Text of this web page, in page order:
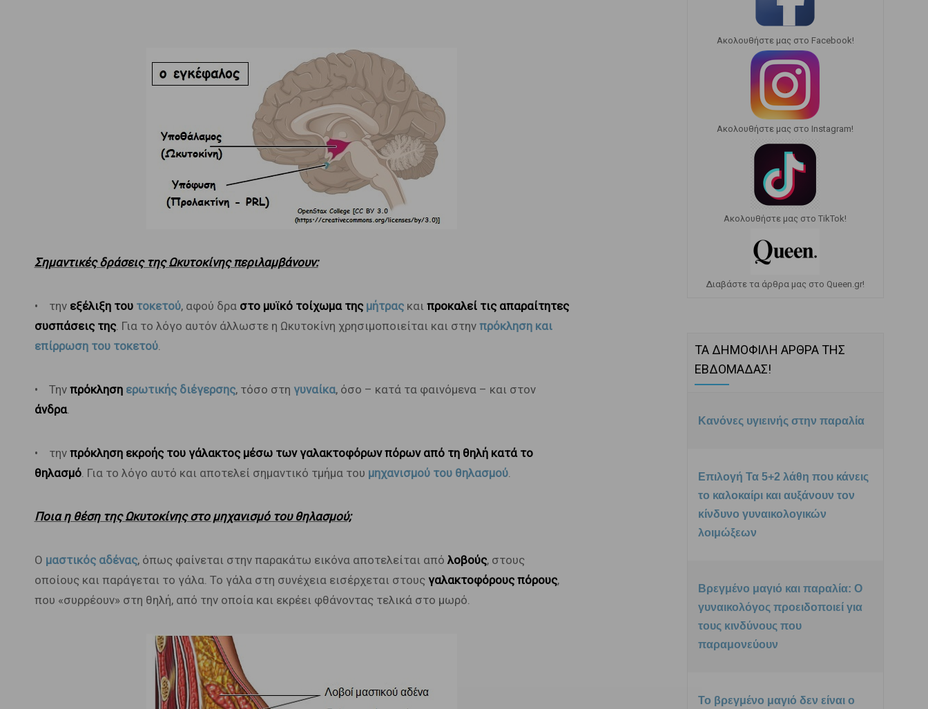
Σημαντικές δράσεις της Ωκυτοκίνης περιλαμβάνουν:
• την εξέλιξη του τοκετού, αφού δρα στο μυϊκό τοίχωμα της μήτραςκαι προκαλεί τις απαραίτητες
συσπάσεις της. Για το λόγο αυτόν άλλωστε η Ωκυτοκίνη χρησιμοποιείται και στην πρόκληση και
επίρρωση του τοκετού.
• Την πρόκληση ερωτικής διέγερσης, τόσο στη γυναίκα, όσο – κατά τα φαινόμενα – και στον
άνδρα.
• τηνπρόκληση εκροής του γάλακτος μέσω των γαλακτοφόρων πόρων από τη θηλή κατά το
θηλασμό. Για το λόγο αυτό και αποτελεί σημαντικό τμήμα του μηχανισμού του θηλασμού.
Ποια η θέση της Ωκυτοκίνης στο μηχανισμό του θηλασμού;
Ο μαστικός αδένας, όπως φαίνεται στην παρακάτω εικόνα αποτελείται από λοβούς, στους
οποίους και παράγεται το γάλα. Το γάλα στη συνέχεια εισέρχεται στους γαλακτοφόρους πόρους,
που «συρρέουν» στη θηλή, από την οποία και εκρέει φθάνοντας τελικά στο μωρό.
Ακολουθήστε μας στο Facebook!
Ακολουθήστε μας στο Instagram!
Ακολουθήστε μας στο TikTok!
Διαβάστε τα άρθρα μας στο Queen.gr!
ΤΑ ΔΗΜΟΦΙΛΗ ΑΡΘΡΑ ΤΗΣ
ΕΒΔΟΜΑΔΑΣ!
Κανόνες υγιεινής στην παραλία
Επιλογή Τα 5+2 λάθη που κάνεις
το καλοκαίρι και αυξάνουν τον
κίνδυνο γυναικολογικών
λοιμώξεων
Βρεγμένο μαγιό και παραλία: Ο
γυναικολόγος προειδοποιεί για
τους κινδύνους που
παραμονεύουν
Το βρεγμένο μαγιό δεν είναι ο